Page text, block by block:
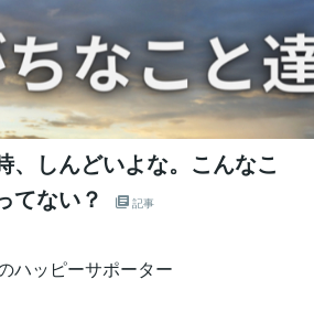
、しんどいよな。こんなこ
てない？
記事
ハッピーサポーター